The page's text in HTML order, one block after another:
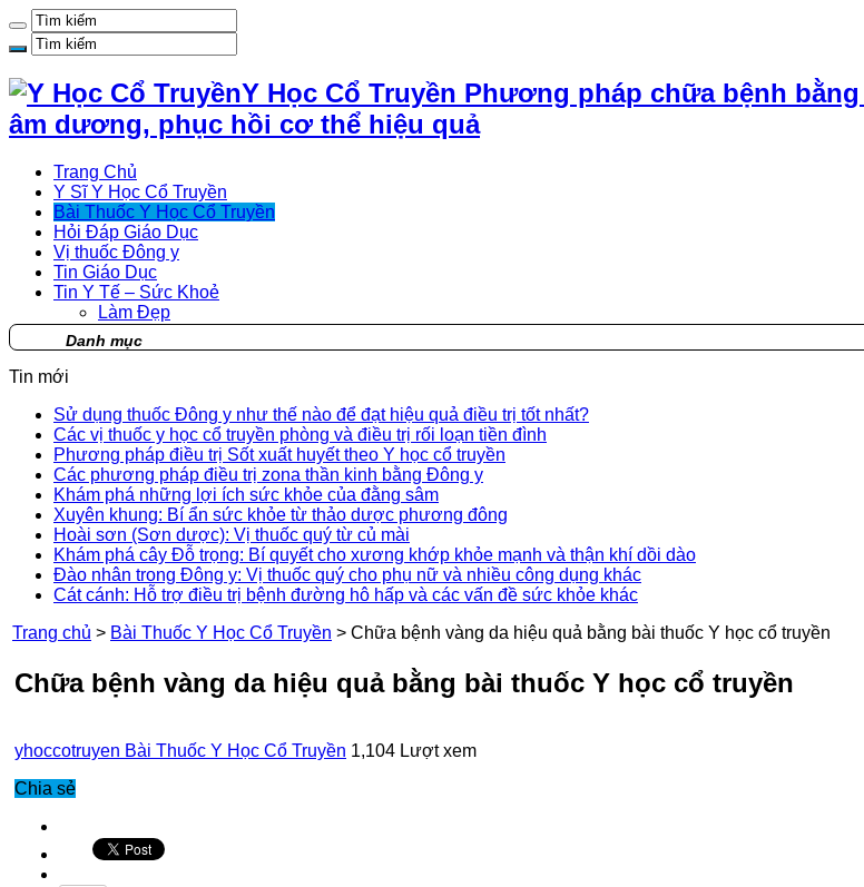
Y Học Cổ Truyền Phương pháp chữa bệnh
âm dương, phục hồi cơ thể hiệu quả
Trang Chủ
Y Sĩ Y Học Cổ Truyền
Bài Thuốc Y Học Cổ Truyền
Hỏi Đáp Giáo Dục
Vị thuốc Đông y
Tin Giáo Dục
Tin Y Tế – Sức Khoẻ
Làm Đẹp
Danh mục
Tin mới
Sử dụng thuốc Đông y như thế nào để đạt hiệu quả điều trị tốt nhất?
Các vị thuốc y học cổ truyền phòng và điều trị rối loạn tiền đình
Phương pháp điều trị Sốt xuất huyết theo Y học cổ truyền
Các phương pháp điều trị zona thần kinh bằng Đông y
Khám phá những lợi ích sức khỏe của đằng sâm
Xuyên khung: Bí ẩn sức khỏe từ thảo dược phương đông
Hoài sơn (Sơn dược): Vị thuốc quý từ củ mài
Khám phá cây Đỗ trọng: Bí quyết cho xương khớp khỏe mạnh và thận khí dồi dào
Đào nhân trong Đông y: Vị thuốc quý cho phụ nữ và nhiều công dụng khác
Cát cánh: Hỗ trợ điều trị bệnh đường hô hấp và các vấn đề sức khỏe khác
Trang chủ > Bài Thuốc Y Học Cổ Truyền > Chữa bệnh vàng da hiệu quả bằng bài thuốc Y học cổ truyền
Chữa bệnh vàng da hiệu quả bằng bài thuốc Y học cổ truyền
yhoccotruyen Bài Thuốc Y Học Cổ Truyền 1,104 Lượt xem
Chia sẻ